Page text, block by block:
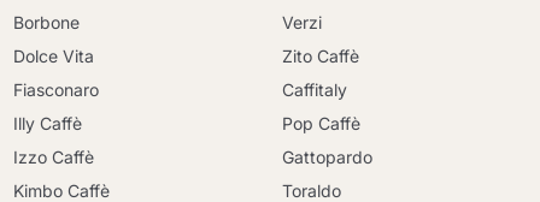
Borbone
Dolce Vita
Fiasconaro
Illy Caffè
Izzo Caffè
Kimbo Caffè
Verzi
Zito Caffè
Caffitaly
Pop Caffè
Gattopardo
Toraldo